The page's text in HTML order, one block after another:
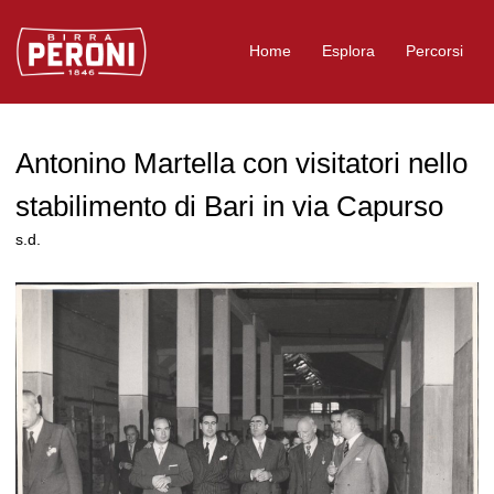
Logo Birra Peroni
Home Esplora Percorsi
Antonino Martella con visitatori nello
stabilimento di Bari in via Capurso
s.d.